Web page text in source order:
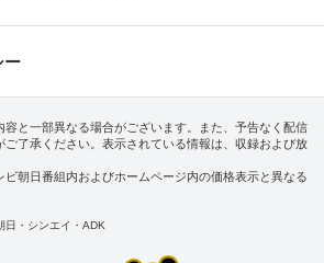
ー
容と一部異なる場合がございます。また、予告なく配信
ご了承ください。表示されている情報は、収録および放
朝日番組内およびホームページ内の価格表示と異なる
日・シンエイ・ADK